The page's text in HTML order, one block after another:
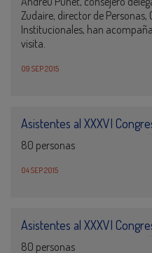
Zudaire, director de Personas,
Institucionales, han
visita.
09 SEP 2015
Asistentes al XXXVI
80 personas
04 SEP 2015
Asistentes al XXXVI
80 personas